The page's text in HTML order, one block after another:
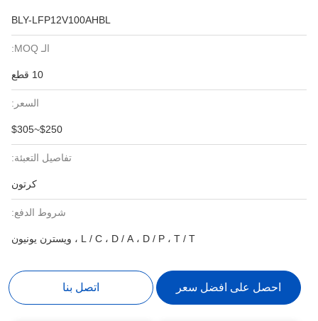
BLY-LFP12V100AHBL
الـ MOQ:
10 قطع
السعر:
$250~$305
تفاصيل التعبئة:
كرتون
شروط الدفع:
L / C ، D / A ، D / P ، T / T ، ويسترن يونيون
احصل على افضل سعر اتصل بنا